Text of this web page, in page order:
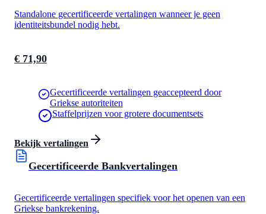
Standalone gecertificeerde vertalingen wanneer je geen
identiteitsbundel nodig hebt.
€ 71,90
Gecertificeerde vertalingen geaccepteerd door
Griekse autoriteiten
Staffelprijzen voor grotere documentsets
Bekijk vertalingen
Gecertificeerde Bankvertalingen
Gecertificeerde vertalingen specifiek voor het openen van een
Griekse bankrekening.